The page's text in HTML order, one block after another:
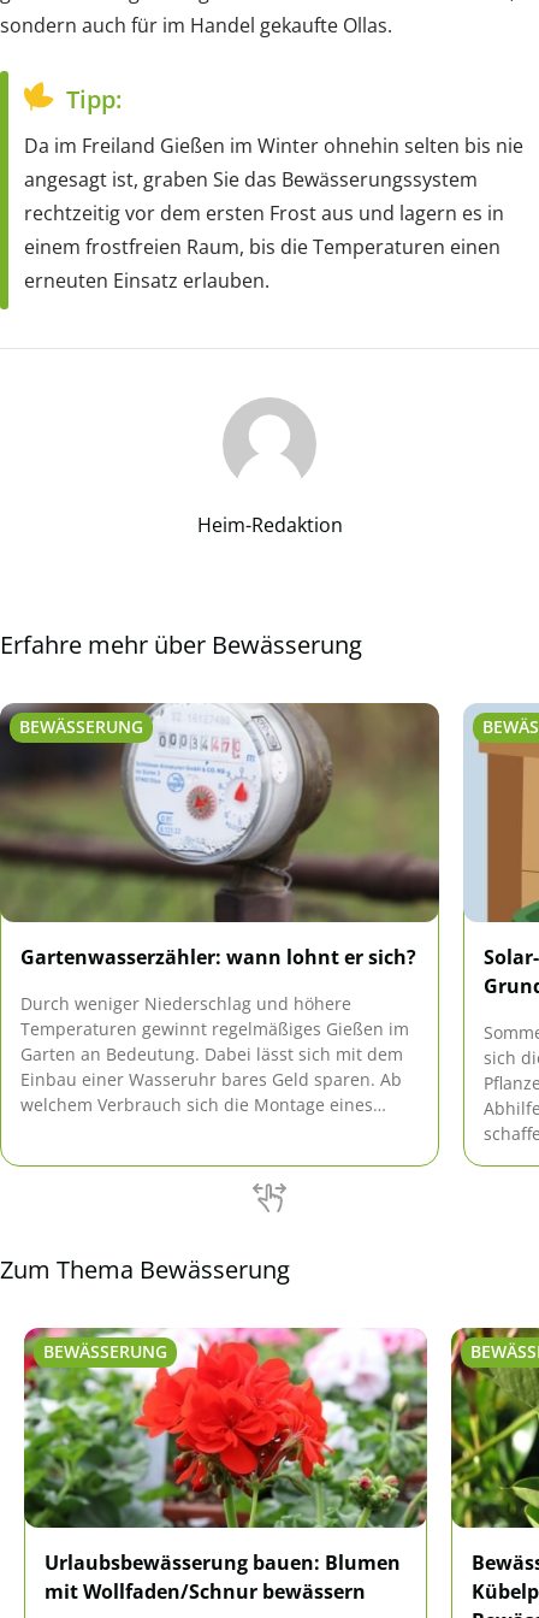
sondern auch für im Handel gekaufte Ollas.
Tipp:
Da im Freiland Gießen im Winter ohnehin selten bis nie
angesagt ist, graben Sie das Bewässerungssystem
rechtzeitig vor dem ersten Frost aus und lagern es in
einem frostfreien Raum, bis die Temperaturen einen
erneuten Einsatz erlauben.
Heim-Redaktion
Erfahre mehr über Bewässerung
BEWÄSSERUNG
Gartenwasserzähler: wann lohnt er sich?
Durch weniger Niederschlag und höhere
Temperaturen gewinnt regelmäßiges Gießen im
Garten an Bedeutung. Dabei lässt sich mit dem
Einbau einer Wasseruhr bares Geld sparen. Ab
welchem Verbrauch sich die Montage eines
sich
Zum Thema Bewässerung
BEWÄSSERUNG
Urlaubsbewässerung bauen: Blumen
mit Wollfaden/Schnur bewässern